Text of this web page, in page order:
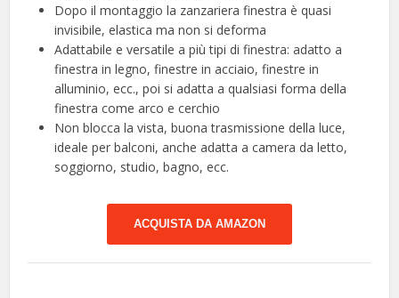
Dopo il montaggio la zanzariera finestra è quasi
invisibile, elastica ma non si deforma
Adattabile e versatile a più tipi di finestra: adatto a
finestra in legno, finestre in acciaio, finestre in
alluminio, ecc., poi si adatta a qualsiasi forma della
finestra come arco e cerchio
Non blocca la vista, buona trasmissione della luce,
ideale per balconi, anche adatta a camera da letto,
soggiorno, studio, bagno, ecc.
ACQUISTA DA AMAZON